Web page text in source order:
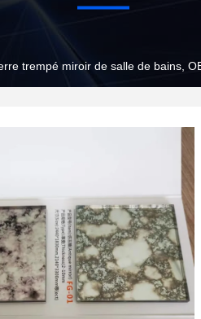
trempé miroir de salle de bains,